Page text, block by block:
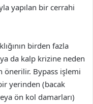
yapılan bir cerrahi
birden fazla
da kalp krizine neden
önerilir. Bypass işlemi
yerinden (bacak
ön kol damarları)